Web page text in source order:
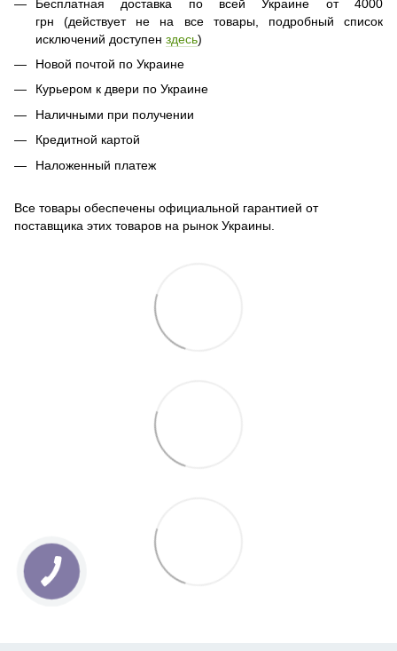
Бесплатная доставка по всей Украине от 4000
грн (действует не на все товары, подробный список
исключений доступен здесь)
Новой почтой по Украине
Курьером к двери по Украине
Наличными при получении
Кредитной картой
Наложенный платеж
Все товары обеспечены официальной гарантией от
поставщика этих товаров на рынок Украины.